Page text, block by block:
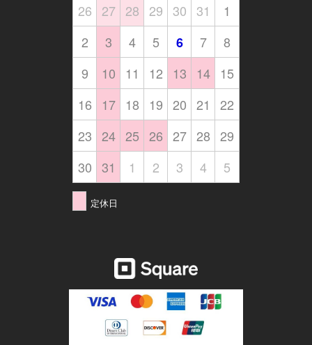
26 27 28 29 30 31
1
2
3 4 5 6 7
8
9
10 11 12 13 14
15
16
17 18 19 20 21
22
23 24 25 26 27 28 29
30 31 1 2 3 4 5
定休日